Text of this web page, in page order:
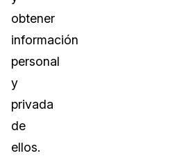
obtener
información
personal
y
privada
de
ellos.